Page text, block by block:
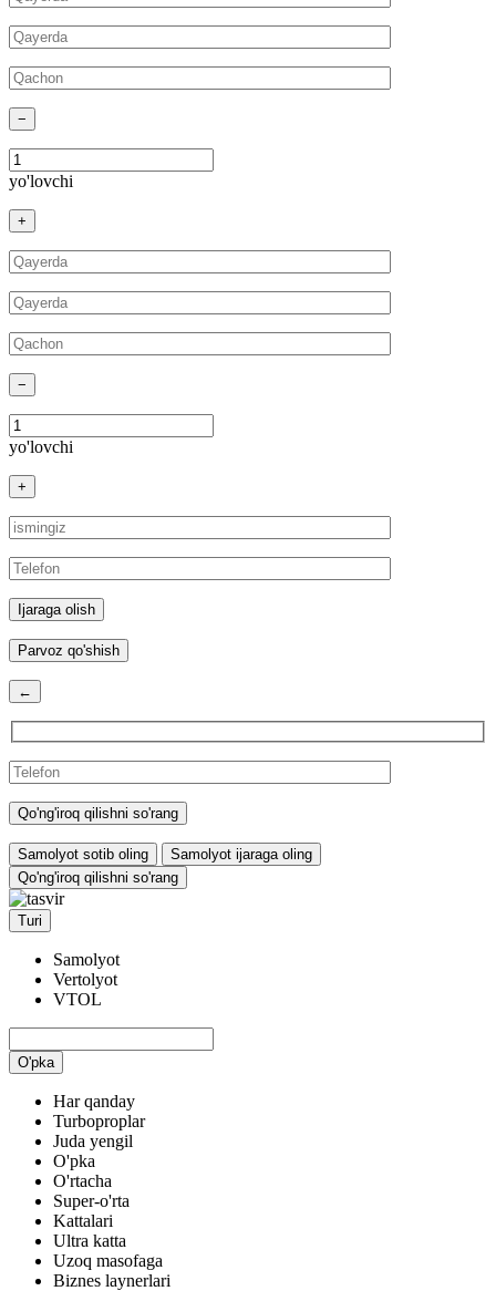
−
yo'lovchi
+
−
yo'lovchi
+
Parvoz qo'shish
←
Samolyot sotib oling
Samolyot ijaraga oling
Qo'ng'iroq qilishni so'rang
Turi
Samolyot
Vertolyot
VTOL
O'pka
Har qanday
Turboproplar
Juda yengil
O'pka
O'rtacha
Super-o'rta
Kattalari
Ultra katta
Uzoq masofaga
Biznes laynerlari